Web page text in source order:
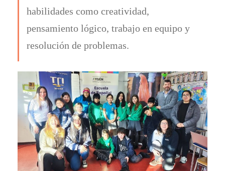
habilidades como creatividad,
pensamiento lógico, trabajo en equipo y
resolución de problemas.